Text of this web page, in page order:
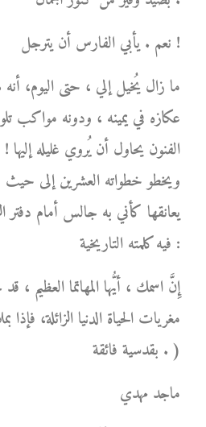
نعم . يأبي الفارس أن يترجل !
ما زال يُخيل إلي ، حتى اليوم، أنه
عكازه في يمينه ، ودونه
الفنون يحاول أن يُروي غليله
ويخطو خطواته العشرين إلى حيث
يعانقها كأني به جالس أمام دفتر
فيه كلمته التاريخية :
إِنَّ اسمك ، أيُّها المهاتما العظيم
مغريات الحياة الدنيا الزائلة،
بقدسية فائقة . )
ماجد مهدي